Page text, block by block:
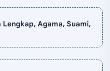
Agama, Suami,